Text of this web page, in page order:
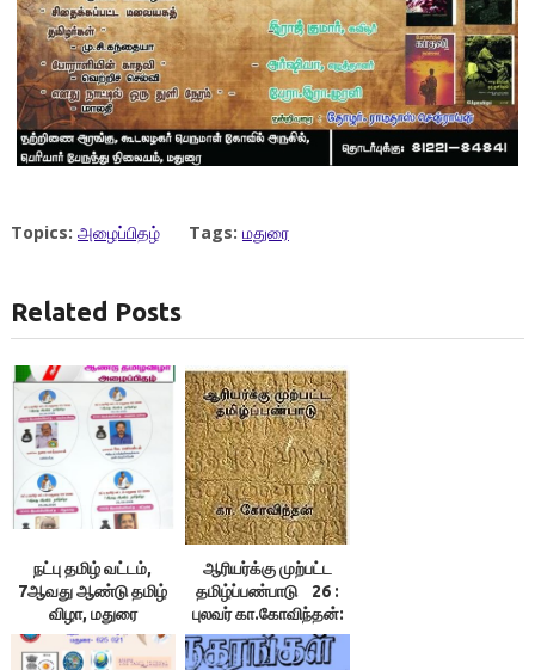
Topics: அழைப்பிதழ் Tags: மதுரை
Related Posts
நட்பு தமிழ் வட்டம்,
7ஆவது ஆண்டு தமிழ்
விழா, மதுரை
ஆரியர்க்கு முற்பட்ட
தமிழ்ப்பண்பாடு 26 :
புலவர் கா.கோவிந்தன்:
சேர, சோழ, பாண்டிய
அரசுகள்